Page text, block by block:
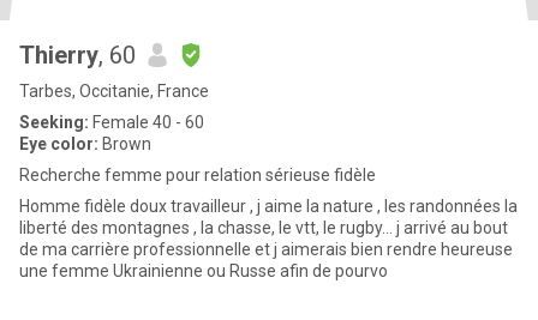
Thierry, 60
Tarbes, Occitanie, France
Seeking: Female 40 - 60
Eye color: Brown
Recherche femme pour relation sérieuse fidèle
Homme fidèle doux travailleur , j aime la nature , les randonnées la
liberté des montagnes , la chasse, le vtt, le rugby… j arrivé au bout
de ma carrière professionnelle et j aimerais bien rendre heureuse
une femme Ukrainienne ou Russe afin de pourvo